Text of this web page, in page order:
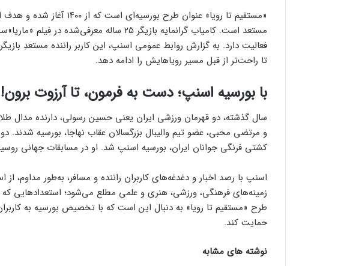
«مستقیم تا رویا» عنوان طرح
مستعد است. کامیاب گرانمایه بازیگر ۲۵ ساله
تا راحت‌تر از قبل مسیر رویاهایش را ادامه دهد.
با بورسیه‌ اسنپ؛ دست به فرمون، تا آرزوت برون!
سال گذشته، دو قهرمان ورزشی ایران یعنی حسین رسولی، دارنده‌ مدال
و مرتضی محبی، عضو تیم والیبال بزرگسالان عقاب نهاجا، بورسیه
کشتی فرنگی جوانان ایران، بورسیه اسنپ شد. او در مسابقات جهانی روسیه ۲۰۲۱ توانست مدال برنز را کسب
اسنپ با رصد اخبار و دغدغه‌های کاربران راننده و مسافر، به‌طور مداوم، از
زمینه‌های فرهنگی، ورزشی، هنری و علمی مطلع می‌شود؛ استعدادهایی
طرح «مستقیم تا رویا» به دنبال این است که با تخصیص بورسیه‌ به
حمایت کند.
نوشته های مشابه